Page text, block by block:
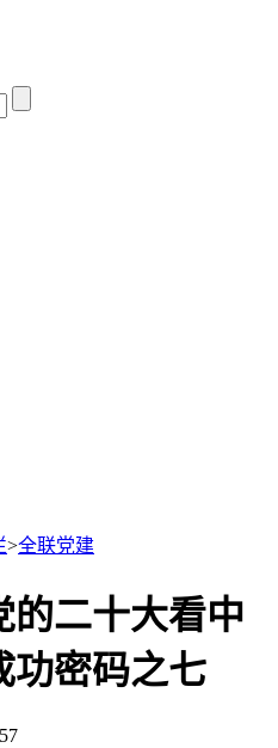
>全联党建
二十大看中
功密码之七